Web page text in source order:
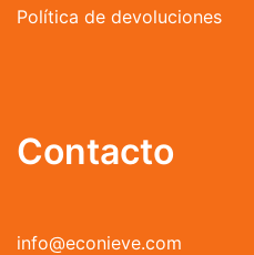
Política de devoluciones
Contacto
info@econieve.com